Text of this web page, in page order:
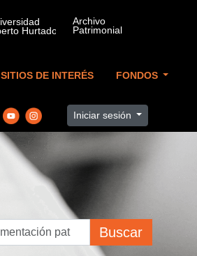
SITIOS DE INTERÉS FONDOS
Iniciar sesión
Buscar